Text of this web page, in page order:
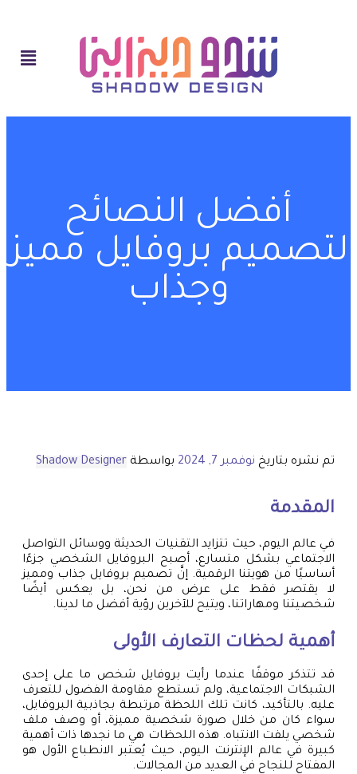
أفضل النصائح
لتصميم بروفايل مميز
وجذاب
تم نشره بتاريخ نوفمبر 7, 2024 بواسطة Shadow Designer
المقدمة
في عالم اليوم، حيث تتزايد التقنيات الحديثة ووسائل التواصل
الاجتماعي بشكل متسارع، أصبح البروفايل الشخصي جزءًا
أساسيًا من هويتنا الرقمية. إنَّ تصميم بروفايل جذاب ومميز
لا يقتصر فقط على عرض من نحن، بل يعكس أيضًا
شخصيتنا ومهاراتنا، ويتيح للآخرين رؤية أفضل ما لدينا.
أهمية لحظات التعارف الأولى
قد تتذكر موقفًا عندما رأيت بروفايل شخص ما على إحدى
الشبكات الاجتماعية، ولم تستطع مقاومة الفضول للتعرف
عليه. بالتأكيد، كانت تلك اللحظة مرتبطة بجاذبية البروفايل،
سواء كان من خلال صورة شخصية مميزة، أو وصف ملف
شخصي يلفت الانتباه. هذه اللحظات هي ما نجدها ذات أهمية
كبيرة في عالم الإنترنت اليوم، حيث يُعتبر الانطباع الأول هو
المفتاح للنجاح في العديد من المجالات.